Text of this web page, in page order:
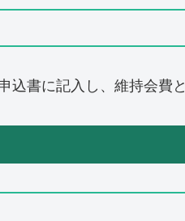
書に記入し、維持会費